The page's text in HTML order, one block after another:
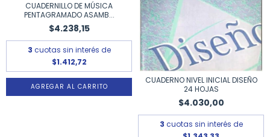
CUADERNILLO DE MÚSICA
PENTAGRAMADO ASAMB...
$4.238,15
3 cuotas sin interés de
$1.412,72
CUADERNO NIVEL INICIAL DISEÑO
24 HOJAS
$4.030,00
3 cuotas sin interés de